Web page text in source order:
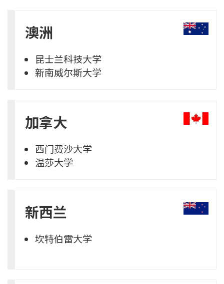
澳洲
昆士兰科技大学
新南威尔斯大学
加拿大
西门费沙大学
温莎大学
新西兰
坎特伯雷大学